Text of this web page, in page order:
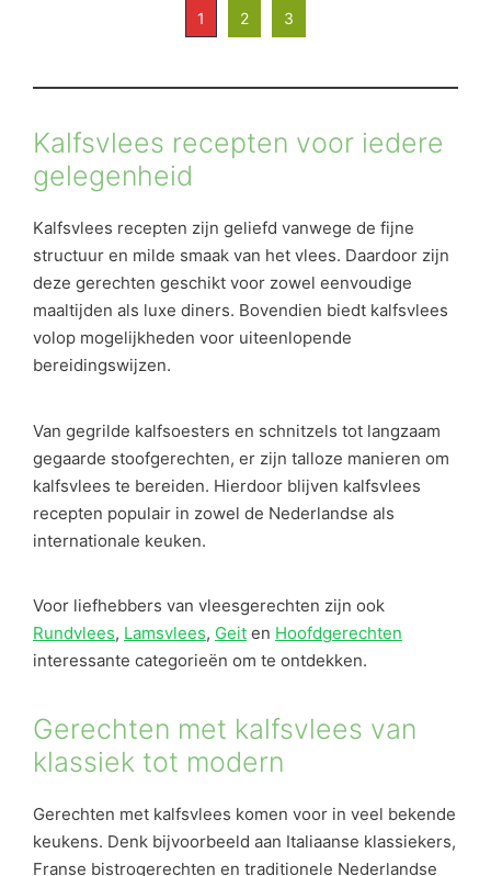
1 2 3
Kalfsvlees recepten voor iedere
gelegenheid
Kalfsvlees recepten zijn geliefd vanwege de fijne
structuur en milde smaak van het vlees. Daardoor zijn
deze gerechten geschikt voor zowel eenvoudige
maaltijden als luxe diners. Bovendien biedt kalfsvlees
volop mogelijkheden voor uiteenlopende
bereidingswijzen.
Van gegrilde kalfsoesters en schnitzels tot langzaam
gegaarde stoofgerechten, er zijn talloze manieren om
kalfsvlees te bereiden. Hierdoor blijven kalfsvlees
recepten populair in zowel de Nederlandse als
internationale keuken.
Voor liefhebbers van vleesgerechten zijn ook
Rundvlees, Lamsvlees, Geit en Hoofdgerechten
interessante categorieën om te ontdekken.
Gerechten met kalfsvlees van
klassiek tot modern
Gerechten met kalfsvlees komen voor in veel bekende
keukens. Denk bijvoorbeeld aan Italiaanse klassiekers,
Franse bistrogerechten en traditionele Nederlandse